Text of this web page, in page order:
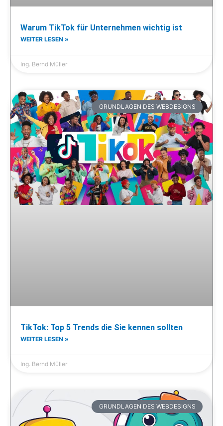
Warum TikTok für Unternehmen wichtig ist
WEITER LESEN »
Ing. Bernd Müller
GRUNDLAGEN DES WEBDESIGNS
TikTok: Top 5 Trends die Sie kennen sollten
WEITER LESEN »
Ing. Bernd Müller
GRUNDLAGEN DES WEBDESIGNS